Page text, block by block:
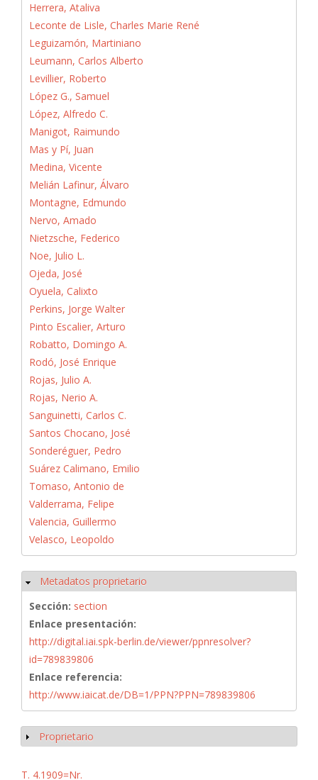
Herrera, Ataliva
Leconte de Lisle, Charles Marie René
Leguizamón, Martiniano
Leumann, Carlos Alberto
Levillier, Roberto
López G., Samuel
López, Alfredo C.
Manigot, Raimundo
Mas y Pí, Juan
Medina, Vicente
Melián Lafinur, Álvaro
Montagne, Edmundo
Nervo, Amado
Nietzsche, Federico
Noe, Julio L.
Ojeda, José
Oyuela, Calixto
Perkins, Jorge Walter
Pinto Escalier, Arturo
Robatto, Domingo A.
Rodó, José Enrique
Rojas, Julio A.
Rojas, Nerio A.
Sanguinetti, Carlos C.
Santos Chocano, José
Sonderéguer, Pedro
Suárez Calimano, Emilio
Tomaso, Antonio de
Valderrama, Felipe
Valencia, Guillermo
Velasco, Leopoldo
Ocultar
Metadatos proprietario
Sección: section
Enlace presentación:
http://digital.iai.spk-berlin.de/viewer/ppnresolver?
id=789839806
Enlace referencia:
http://www.iaicat.de/DB=1/PPN?PPN=789839806
Mostrar
Proprietario
T. 4.1909=Nr.